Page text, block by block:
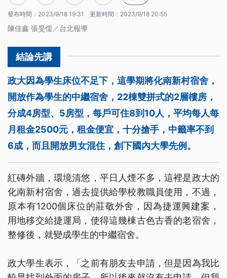
發布時間： 2023/9/18 19:31 更新時間： 2023/9/18 20:55
陳佳鑫 張旻儒／台北報導
政大因為學生床位不足下，這學期將化南新村宿舍，
開放作為學生的中繼宿舍，22棟雙拼式的2層樓房，
分成4房型、5房型，每戶可住8到10人，平均每人每
月租金2500元，租金便宜，十分搶手，中籤率不到
6成，而且開放男女混住，創下國內大學先例。
紅磚外牆，環境清悠，平日人煙不多，這裡是政大的
化南新村宿舍，過去提供給學校教職員使用，不過，
原本有1200個床位的莊敬外舍，因為捷運興建案，
用地移交給捷運局，使得這幾棟古色古香的老宿舍，
整修後，就變成學生的中繼宿舍。
政大學生表示，「之前有朋友去申請，但是因為我比